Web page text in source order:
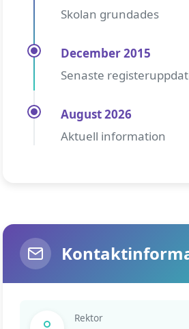
Skolan grundades
December 2015
Senaste
August 2026
Aktuell information
Rektor